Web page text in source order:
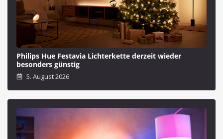
Philips Hue Festavia Lichterkette derzeit wieder
besonders günstig
5. August 2026